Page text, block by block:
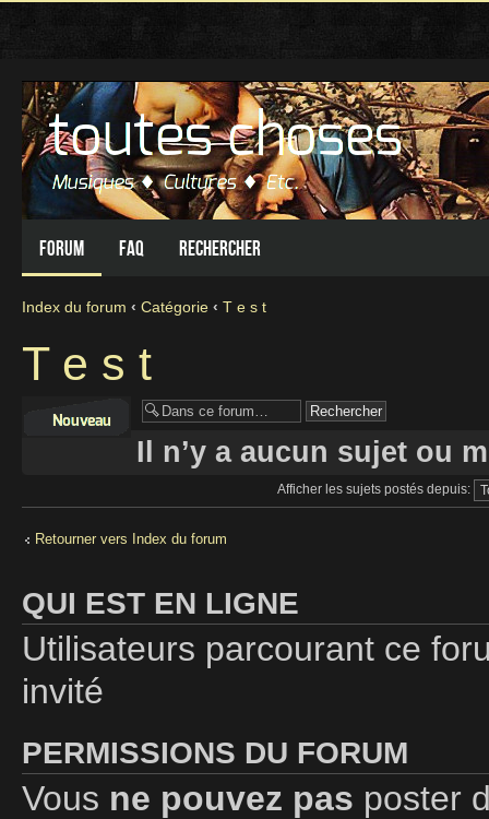
Forum FAQ Rechercher
Index du forum ‹ Catégorie ‹ T e s t
T e s t
Il n’y a aucun sujet ou
Afficher les sujets postés depuis:
Retourner vers Index du forum
QUI EST EN LIGNE
Utilisateurs parcourant ce
invité
PERMISSIONS DU FORUM
Vous ne pouvez pas poster